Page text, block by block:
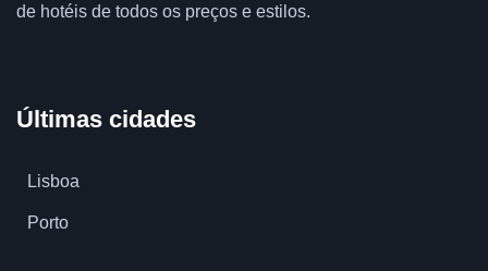
de hotéis de todos os preços e estilos.
Últimas cidades
Lisboa
Porto